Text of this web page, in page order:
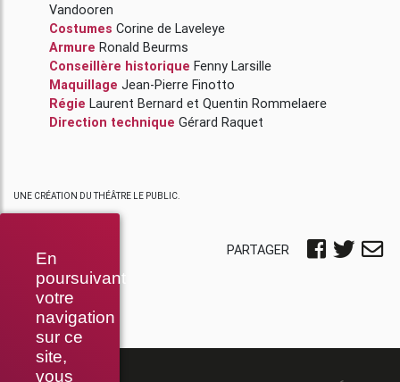
En
poursuivant
votre
navigation
sur ce
site,
vous
Vandooren
Costumes Corine de Laveleye
Armure Ronald Beurms
Conseillère historique Fenny Larsille
Maquillage Jean-Pierre Finotto
Régie Laurent Bernard et Quentin Rommelaere
Direction technique Gérard Raquet
UNE CRÉATION DU THÉÂTRE LE PUBLIC.
PARTAGER